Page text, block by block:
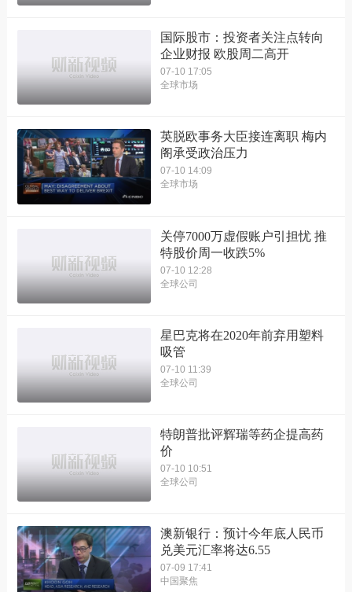
国际股市：投资者关注点转向
企业财报 欧股周二高开
07-10 17:05
全球市场
英脱欧事务大臣接连离职 梅内
阁承受政治压力
07-10 14:09
全球市场
关停7000万虚假账户引担忧 推
特股价周一收跌5%
07-10 12:28
全球公司
星巴克将在2020年前弃用塑料
吸管
07-10 11:39
全球公司
特朗普批评辉瑞等药企提高药
价
07-10 10:51
全球公司
澳新银行：预计今年底人民币
兑美元汇率将达6.55
07-09 17:41
中国聚焦